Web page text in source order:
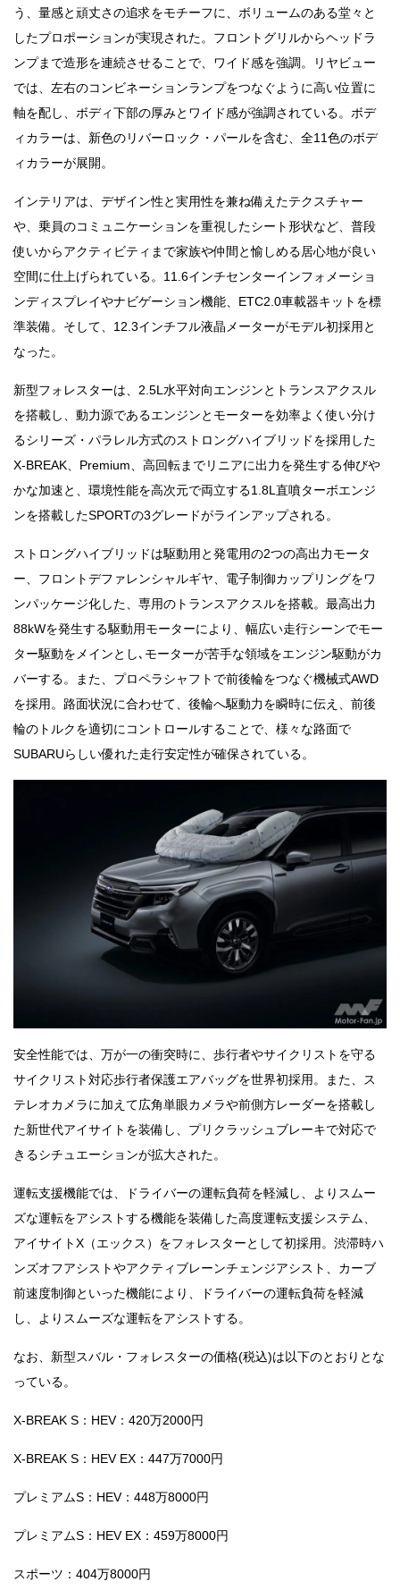
う、量感と頑丈さの追求をモチーフに、ボリュームのある堂々と
したプロポーションが実現された。フロントグリルからヘッドラ
ンプまで造形を連続させることで、ワイド感を強調。リヤビュー
では、左右のコンビネーションランプをつなぐように高い位置に
軸を配し、ボディ下部の厚みとワイド感が強調されている。ボデ
ィカラーは、新色のリバーロック・パールを含む、全11色のボデ
ィカラーが展開。
インテリアは、デザイン性と実用性を兼ね備えたテクスチャー
や、乗員のコミュニケーションを重視したシート形状など、普段
使いからアクティビティまで家族や仲間と愉しめる居心地が良い
空間に仕上げられている。11.6インチセンターインフォメーショ
ンディスプレイやナビゲーション機能、ETC2.0車載器キットを標
準装備。そして、12.3インチフル液晶メーターがモデル初採用と
なった。
新型フォレスターは、2.5L水平対向エンジンとトランスアクスル
を搭載し、動力源であるエンジンとモーターを効率よく使い分け
るシリーズ・パラレル方式のストロングハイブリッドを採用した
X-BREAK、Premium、高回転までリニアに出力を発生する伸びや
かな加速と、環境性能を高次元で両立する1.8L直噴ターボエンジ
ンを搭載したSPORTの3グレードがラインアップされる。
ストロングハイブリッドは駆動用と発電用の2つの高出力モータ
ー、フロントデファレンシャルギヤ、電子制御カップリングをワ
ンパッケージ化した、専用のトランスアクスルを搭載。最高出力
88kWを発生する駆動用モーターにより、幅広い走行シーンでモー
ター駆動をメインとし､モーターが苦手な領域をエンジン駆動がカ
バーする。また、プロペラシャフトで前後輪をつなぐ機械式AWD
を採用。路面状況に合わせて、後輪へ駆動力を瞬時に伝え、前後
輪のトルクを適切にコントロールすることで、様々な路面で
SUBARUらしい優れた走行安定性が確保されている。
安全性能では、万が一の衝突時に、歩行者やサイクリストを守る
サイクリスト対応歩行者保護エアバッグを世界初採用。また、ス
テレオカメラに加えて広角単眼カメラや前側方レーダーを搭載し
た新世代アイサイトを装備し、プリクラッシュブレーキで対応で
きるシチュエーションが拡大された。
運転支援機能では、ドライバーの運転負荷を軽減し、よりスムー
ズな運転をアシストする機能を装備した高度運転支援システム、
アイサイトX（エックス）をフォレスターとして初採用。渋滞時ハ
ンズオフアシストやアクティブレーンチェンジアシスト、カーブ
前速度制御といった機能により、ドライバーの運転負荷を軽減
し、よりスムーズな運転をアシストする。
なお、新型スバル・フォレスターの価格(税込)は以下のとおりとな
っている。
X-BREAK S：HEV：420万2000円
X-BREAK S：HEV EX：447万7000円
プレミアムS：HEV：448万8000円
プレミアムS：HEV EX：459万8000円
スポーツ：404万8000円